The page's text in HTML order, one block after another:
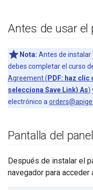
Antes de usar el
Nota: Antes de instalar
debes completar el curso
Agreement ( PDF: haz
selecciona Save Link) As)
electrónico a
Pantalla del panel
Después de instalar el
navegador para acceder